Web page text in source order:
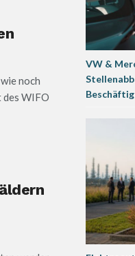
noch
des WIFO
VW &